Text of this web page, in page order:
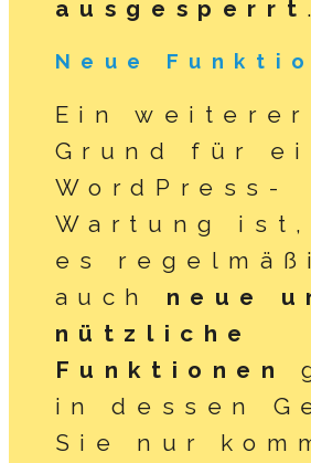
ausgesperrt .
Neue
Ein weiterer
Grund für
WordPress-
Wartung ist,
es
auch neue
nützliche
Funktionen
in dessen
Sie nur